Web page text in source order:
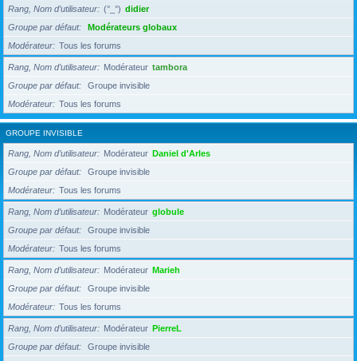
Rang, Nom d’utilisateur (°_°) didier
Groupe par défaut
Modérateurs globaux
Modérateur
Tous les forums
Rang, Nom d’utilisateur Modérateur tambora
Groupe par défaut
Groupe invisible
Modérateur
Tous les forums
GROUPE INVISIBLE
Rang, Nom d’utilisateur Modérateur Daniel d'Arles
Groupe par défaut
Groupe invisible
Modérateur
Tous les forums
Rang, Nom d’utilisateur Modérateur globule
Groupe par défaut
Groupe invisible
Modérateur
Tous les forums
Rang, Nom d’utilisateur Modérateur Marieh
Groupe par défaut
Groupe invisible
Modérateur
Tous les forums
Rang, Nom d’utilisateur Modérateur PierreL
Groupe par défaut
Groupe invisible